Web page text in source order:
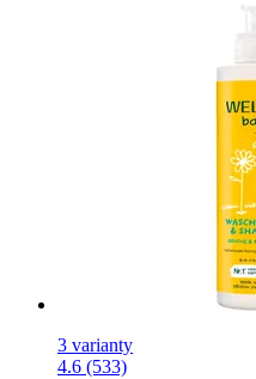
3 varianty
4.6 (533)